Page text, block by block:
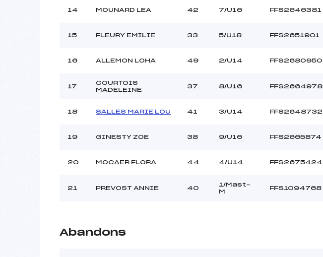
14 MOUNARD LEA 42 7/U16 FFS2646381
15 FLEURY EMILIE 33 5/U18 FFS2651901
16 ALLEMON LOHA 49 2/U14 FFS2680950
17
COURTOIS
MADELEINE
37 8/U16 FFS2664978
18 SALLES MARIE LOU 41 3/U14 FFS2648732
19 GINESTY ZOE 38 9/U16 FFS2665874
20 MOCAER FLORA 44 4/U14 FFS2675424
21 PREVOST ANNIE 40
1/Mast-
M
FFS1094768
Abandons